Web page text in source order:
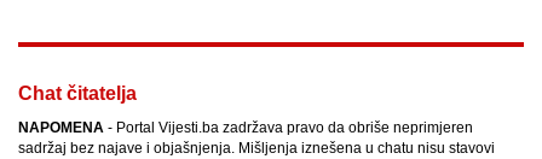
Chat čitatelja
NAPOMENA - Portal Vijesti.ba zadržava pravo da obriše neprimjeren
sadržaj bez najave i objašnjenja. Mišljenja iznešena u chatu nisu stavovi